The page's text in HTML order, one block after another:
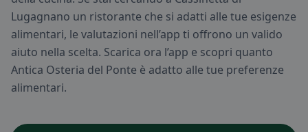
Lugagnano un ristorante che si adatti alle tue esigenze
alimentari, le valutazioni nell’app ti offrono un valido
aiuto nella scelta. Scarica ora l’app e scopri quanto
Antica Osteria del Ponte è adatto alle tue preferenze
alimentari.